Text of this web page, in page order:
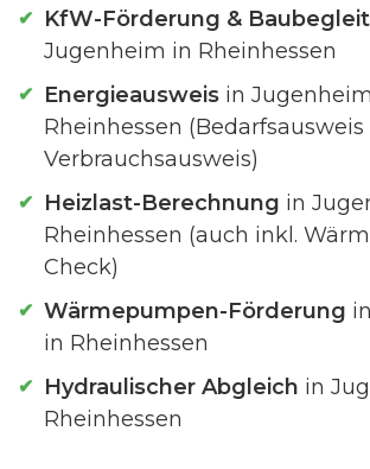
KfW-Förderung &
Jugenheim in Rheinhessen
Energieausweis in
Rheinhessen (Bedarfsausweis
Verbrauchsausweis)
Heizlast-Berechnung in
Rheinhessen (auch inkl.
Check)
Wärmepumpen-Förderung
in Rheinhessen
Hydraulischer Abgleich in
Rheinhessen